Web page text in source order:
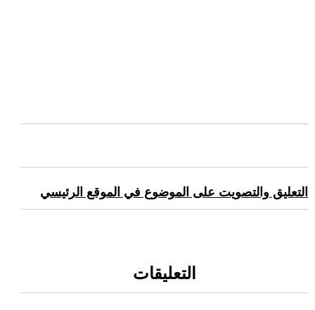
التعليق والتصويت على الموضوع في الموقع الرئيسي
التعليقات